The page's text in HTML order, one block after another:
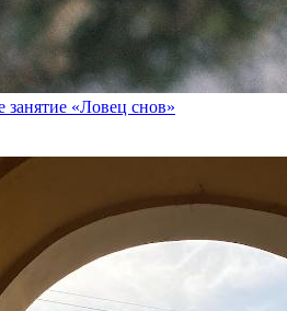
занятие «Ловец снов»